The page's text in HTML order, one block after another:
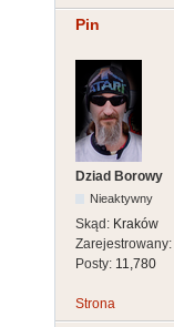
Pin
Dziad Borowy
Nieaktywny
Skąd: Kraków
Zarejestrowany:
Posty: 11,780
Strona